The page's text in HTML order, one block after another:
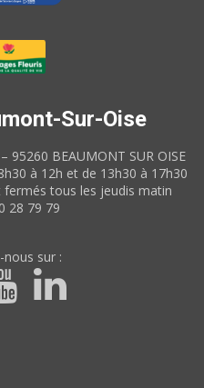
Sur-Oise
95260 BEAUMONT SUR OISE
à 12h et de 13h30 à 17h30
fermés tous les jeudis matin
28 79 79
nous sur :